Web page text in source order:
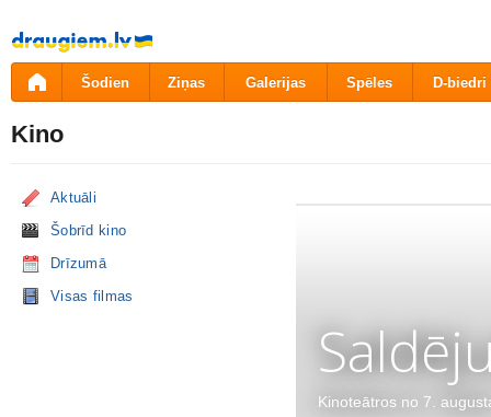
Pāriet
uz
saturu
Šodien Ziņas Galerijas Spēles D-biedri
Kino
Aktuāli
Šobrīd kino
Drīzumā
Visas filmas
Kinoteātros no 7.